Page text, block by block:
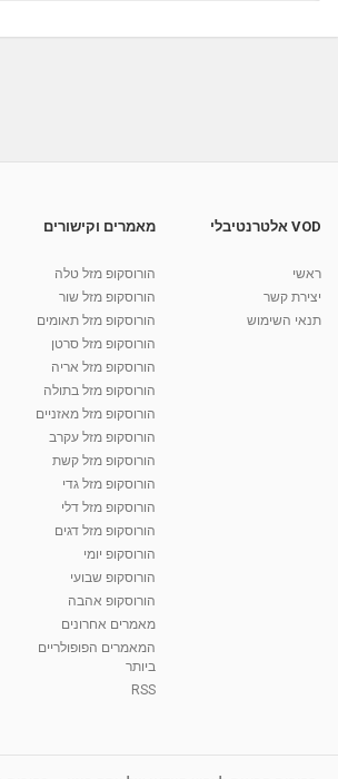
מאת
קרין גורן - העוגה המתגלצ’ת ללא קמח
38.5k צפיות
יוסי שר - מתמחה בשיטת אלכסנדר וטאי צ'י
2,734 צפיות
רנה רז-גילו -טיפול אנרגטי ויעוץ רוחני - נומרולוגית
2,309 צפיות
סודות בתאריך הלידה, משמעות חודש הלידה -
ינואר זינה ליבשיץ נומרולוגית
ליסה גרוסמן - המרכז לאימון התנהגותי - קשב
VOD אלטרנטיבלי
ראשי
יצירת קשר
תנאי השימוש
מאמרים וקישורים
הורוסקופ מזל טלה
הורוסקופ מזל שור
הורוסקופ מזל תאומים
הורוסקופ מזל סרטן
הורוסקופ מזל אריה
הורוסקופ מזל בתולה
הורוסקופ מזל מאזניים
הורוסקופ מזל עקרב
הורוסקופ מזל קשת
הורוסקופ מזל גדי
הורוסקופ מזל דלי
הורוסקופ מזל דגים
הורוסקופ יומי
הורוסקופ שבועי
הורוסקופ אהבה
מאמרים אחרונים
המאמרים הפופולריים
ביותר
RSS